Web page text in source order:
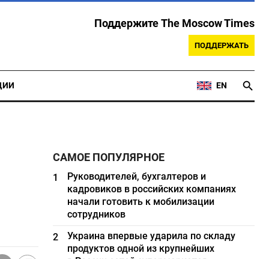
Поддержите The Moscow Times
ПОДДЕРЖАТЬ
EN
САМОЕ ПОПУЛЯРНОЕ
1
Руководителей, бухгалтеров и
кадровиков в российских компаниях
начали готовить к мобилизации
сотрудников
2
Украина впервые ударила по складу
продуктов одной из крупнейших